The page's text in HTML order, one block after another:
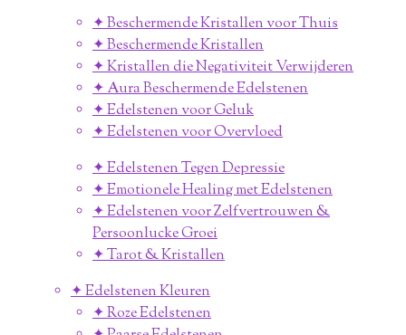
✦ Beschermende Kristallen voor Thuis
✦ Beschermende Kristallen
✦ Kristallen die Negativiteit Verwijderen
✦ Aura Beschermende Edelstenen
✦ Edelstenen voor Geluk
✦ Edelstenen voor Overvloed
✦ Edelstenen Tegen Depressie
✦ Emotionele Healing met Edelstenen
✦ Edelstenen voor Zelfvertrouwen &
Persoonlucke Groei
✦ Tarot & Kristallen
✦ Edelstenen Kleuren
✦ Roze Edelstenen